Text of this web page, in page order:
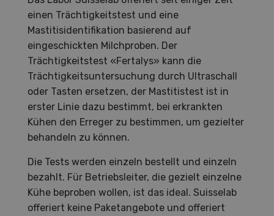
einen Trächtigkeitstest und eine
Mastitisidentifikation basierend auf
eingeschickten Milchproben. Der
Trächtigkeitstest «Fertalys» kann die
Trächtigkeitsuntersuchung durch Ultraschall
oder Tasten ersetzen, der Mastitistest ist in
erster Linie dazu bestimmt, bei erkrankten
Kühen den Erreger zu bestimmen, um gezielter
behandeln zu können.
Die Tests werden einzeln bestellt und einzeln
bezahlt. Für Betriebsleiter, die gezielt einzelne
Kühe beproben wollen, ist das ideal. Suisselab
offeriert keine Paketangebote und offeriert